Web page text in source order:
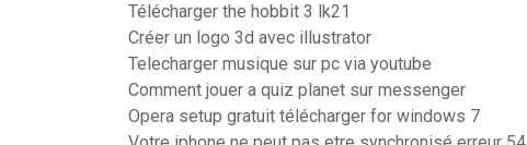
Télécharger the hobbit 3 lk21
Créer un logo 3d avec illustrator
Telecharger musique sur pc via youtube
Comment jouer a quiz planet sur messenger
Opera setup gratuit télécharger for windows 7